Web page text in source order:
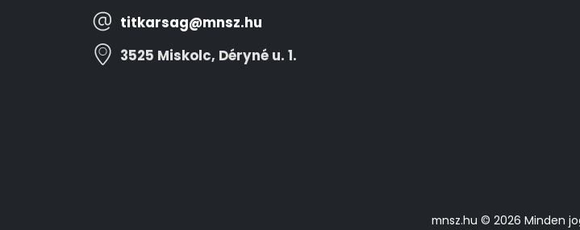
titkarsag@mnsz.hu
3525 Miskolc, Déryné u. 1.
mnsz.hu © 2026 Minden